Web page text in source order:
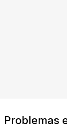
Problemas